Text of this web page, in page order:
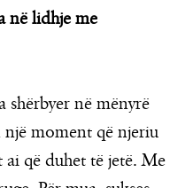
në lidhje me
shërbyer në mënyrë
një moment që njeriu
ai që duhet të jetë. Me